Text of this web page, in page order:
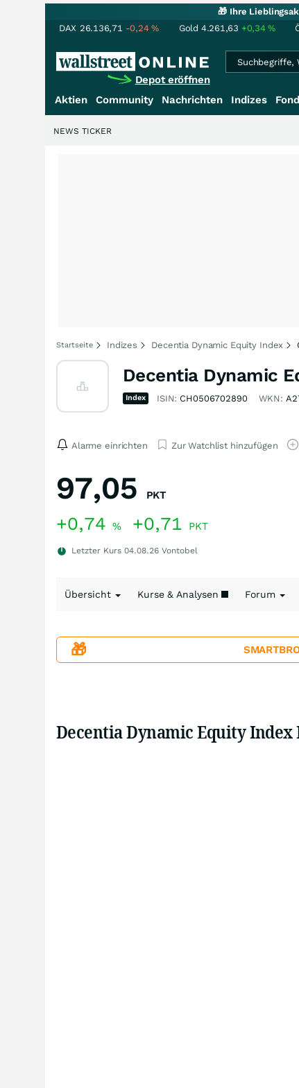
🎁 Ihre
DAX 26.136,71 -0,24% Gold 4.261,63 +0,34%
Depot eröffnen
Aktien Community Nachrichten Indizes
NEWS TICKER
Startseite Indizes Decentia Dynamic Equity Index
Decentia Dynamic
Index ISIN: CH0506702890 WKN:
Alarme einrichten Zur Watchlist hinzufügen
97,05 PKT
+0,74 % +0,71 PKT
Letzter Kurs 04.08.26 Vontobel
Übersicht Kurse & Analysen Forum
🎁
Decentia Dynamic Equity